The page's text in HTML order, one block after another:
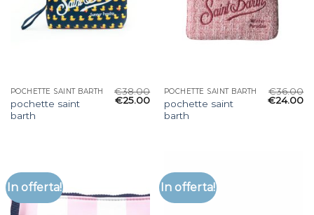
POCHETTE SAINT BARTH
pochette saint
barth
€38.00
€25.00
POCHETTE SAINT BARTH
pochette saint
barth
€36.00
€24.00
In offerta! In offerta!